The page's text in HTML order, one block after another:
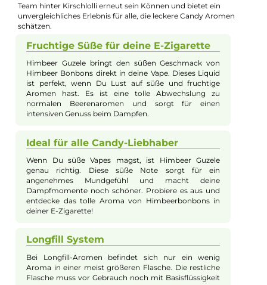
Beschreibung
Kirschlolli - Himbeer Guzele 10ml Longfill
Aroma
Himbeer Guzele von Kirschlolli entführt dich in die Welt
intensiven, süßen Nascherei Note. Anders als bei natürlichen
Beerengeschmäckern steht hier die charakteristische Süße
Bonbons im Vordergrund, was das Aroma zu einer echten
Geschmacksexplosion macht. Mit dieser Kreation beweist das
Team hinter Kirschlolli erneut sein Können und bietet ein
unvergleichliches Erlebnis für alle, die leckere Candy Aromen
schätzen.
Himbeer Guzele bringt den süßen Geschmack von
Himbeer Bonbons direkt in deine Vape. Dieses Liquid
ist perfekt, wenn Du Lust auf süße und fruchtige
Aromen hast. Es ist eine tolle Abwechslung zu
🧮Zum Liquid-Rechner – dein Mischverhältnis in Sekunden
exakt berechnen: Basis, Aroma und Nikotinshots.